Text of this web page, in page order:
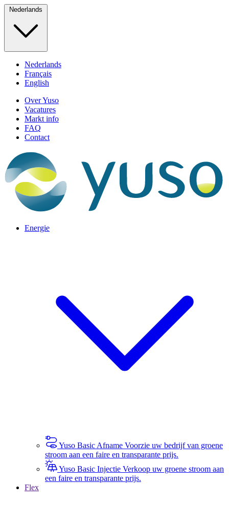
Nederlands
Nederlands
Français
English
Over Yuso
Vacatures
Markt info
FAQ
Contact
Energie
Yuso Basic Afname Voorzie uw bedrijf van groene
stroom aan een faire en transparante prijs.
Yuso Basic Injectie Verkoop uw groene stroom aan
een faire en transparante prijs.
Flex